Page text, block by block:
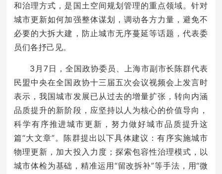
和治理方式，是国土空间规划管理的重点领域。针对
城市更新如何加强整体谋划，调动各方力量，避免不
必要的大拆大建，防止城市无序蔓延等话题，代表委
员们各抒己见。
3月7日，全国政协委员、上海市副市长陈群代表
民盟中央在全国政协十三届五次会议视频会上发言时
表示，我国城市发展已从过去的增量扩张，转向内涵
品质提升的新阶段，应坚持以人为核心的价值导向，
科学有序推进城市更新，努力做好城市品质提升这
篇“大文章”。陈群提出以下具体建议：有序实施城市
物理更新，加大投入力度；探索包容性治理模式，以
城市体检为基础，精准运用“留改拆补”等手法，用“微